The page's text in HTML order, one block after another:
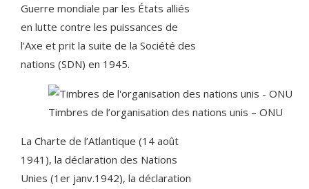
Guerre mondiale par les États alliés
en lutte contre les puissances de
l’Axe et prit la suite de la Société des
nations (SDN) en 1945.
Timbres de l’organisation des nations unis – ONU
La Charte de l’Atlantique (14 août
1941), la déclaration des Nations
Unies (1er janv.1942), la déclaration